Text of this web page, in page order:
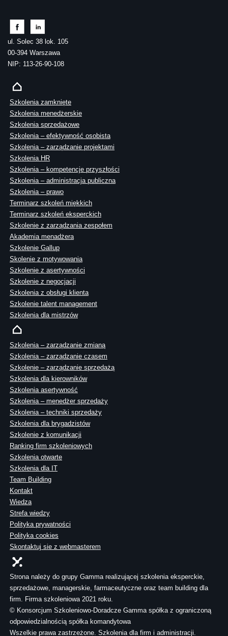
ul. Solec 38 lok. 105
00-394 Warszawa
NIP: 113-26-90-108
Szkolenia zamknięte
Szkolenia menedżerskie
Szkolenia sprzedażowe
Szkolenia – efektywność osobista
Szkolenia – zarządzanie projektami
Szkolenia HR
Szkolenia – kompetencje przyszłości
Szkolenia – administracja publiczna
Szkolenia – prawo
Terminarz szkoleń miękkich
Terminarz szkoleń eksperckich
Szkolenie z zarządzania zespołem
Akademia menadżera
Szkolenie Gallup
Skolenie z motywowania
Szkolenie z asertywności
Szkolenie z negocjacji
Szkolenia z obsługi klienta
Szkolenie talent management
Szkolenia dla mistrzów
Szkolenia – zarządzanie zmianą
Szkolenia – zarządzanie czasem
Szkolenie – zarządzanie sprzedażą
Szkolenia dla kierowników
Szkolenia asertywność
Szkolenia – menedżer sprzedaży
Szkolenia – techniki sprzedaży
Szkolenia dla brygadzistów
Szkolenie z komunikacji
Ranking firm szkoleniowych
Szkolenia otwarte
Szkolenia dla IT
Team Building
Kontakt
Wiedza
Strefa wiedzy
Polityka prywatności
Polityka cookies
Skontaktuj sie z webmasterem
Strona należy do grupy Gamma realizującej szkolenia eksperckie,
sprzedażowe, managerskie, farmaceutyczne oraz team building dla
firm. Firma szkoleniowa 2021 roku.
© Konsorcjum Szkoleniowo-Doradcze Gamma spółka z ograniczoną
odpowiedzialnością spółka komandytowa
Wszelkie prawa zastrzeżone. Szkolenia dla firm i administracji.